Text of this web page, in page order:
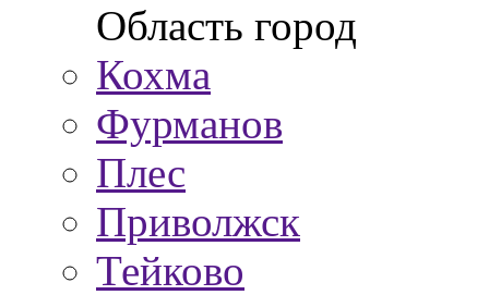
Область город
Кохма
Фурманов
Плес
Приволжск
Тейково